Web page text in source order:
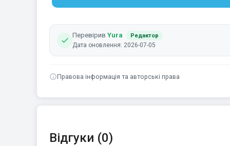
Перевірив Yura Редактор
Дата оновлення: 2026-07-05
Правова інформація та авторські права
Відгуки (0)